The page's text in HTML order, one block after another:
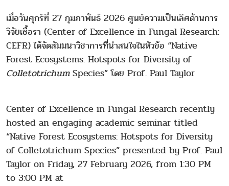
เมื่อวันศุกร์ที่ 27 กุมภาพันธ์ 2026 ศูนย์ความเป็นเลิศด้านการ
วิจัยเชื้อรา (Center of Excellence in Fungal Research:
CEFR) ได้จัดสัมมนาวิชาการที่น่าสนใจในหัวข้อ “Native
Forest Ecosystems: Hotspots for Diversity of
ColletotrichumSpecies” โดย Prof. Paul Taylor
Center of Excellence in Fungal Research recently
hosted an engaging academic seminar titled
“Native Forest Ecosystems: Hotspots for Diversity
of Colletotrichum Species” presented by Prof. Paul
Taylor on Friday, 27 February 2026, from 1:30 PM
to 3:00 PM at